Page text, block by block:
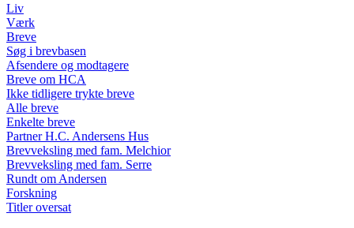
Liv
Værk
Breve
Søg i brevbasen
Afsendere og modtagere
Breve om HCA
Ikke tidligere trykte breve
Alle breve
Enkelte breve
Partner H.C. Andersens Hus
Brevveksling med fam. Melchior
Brevveksling med fam. Serre
Rundt om Andersen
Forskning
Titler oversat